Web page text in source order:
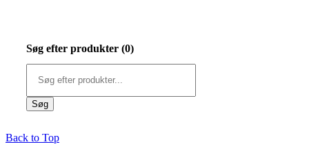
Søg efter produkter (0)
Back to Top